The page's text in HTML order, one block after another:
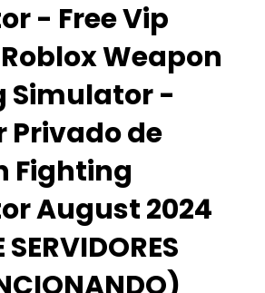
- Free Vip
Weapon
Simulator -
Privado de
Fighting
August 2024